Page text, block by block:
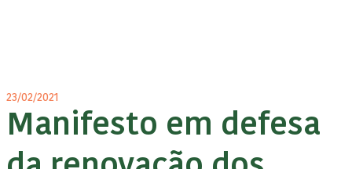
23/02/2021
Manifesto em defesa